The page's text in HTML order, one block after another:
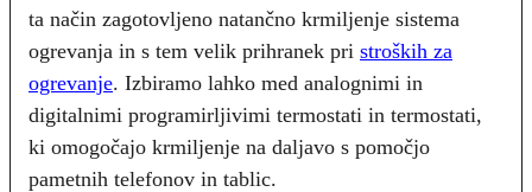
ta način zagotovljeno natančno krmiljenje sistema
ogrevanja in s tem velik prihranek pri stroških za
ogrevanje. Izbiramo lahko med analognimi in
digitalnimi programirljivimi termostati in termostati,
ki omogočajo krmiljenje na daljavo s pomočjo
pametnih telefonov in tablic.